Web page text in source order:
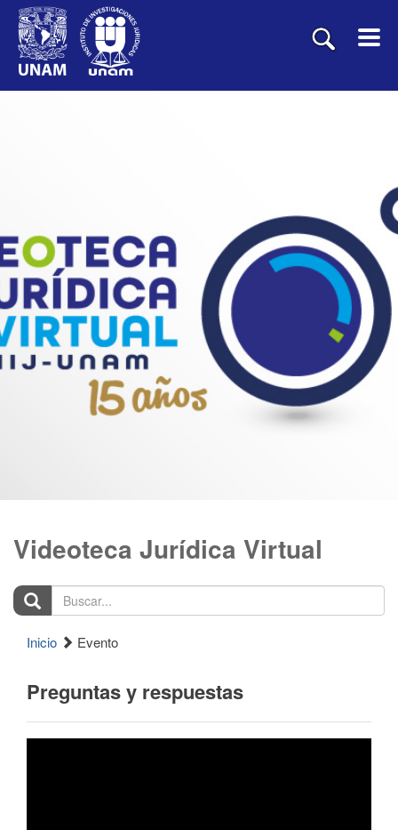
Videoteca Jurídica Virtual
Buscar...
Inicio Evento
Preguntas y respuestas